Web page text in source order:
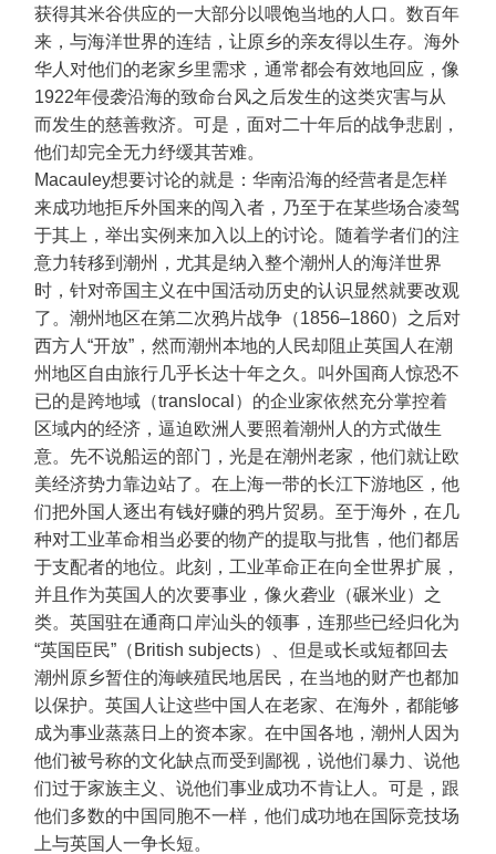
获得其米谷供应的一大部分以喂饱当地的人口。数百年
来，与海洋世界的连结，让原乡的亲友得以生存。海外
华人对他们的老家乡里需求，通常都会有效地回应，像
1922年侵袭沿海的致命台风之后发生的这类灾害与从
而发生的慈善救济。可是，面对二十年后的战争悲剧，
他们却完全无力纾缓其苦难。
Macauley想要讨论的就是：华南沿海的经营者是怎样
来成功地拒斥外国来的闯入者，乃至于在某些场合凌驾
于其上，举出实例来加入以上的讨论。随着学者们的注
意力转移到潮州，尤其是纳入整个潮州人的海洋世界
时，针对帝国主义在中国活动历史的认识显然就要改观
了。潮州地区在第二次鸦片战争（1856–1860）之后对
西方人“开放”，然而潮州本地的人民却阻止英国人在潮
州地区自由旅行几乎长达十年之久。叫外国商人惊恐不
已的是跨地域（translocal）的企业家依然充分掌控着
区域内的经济，逼迫欧洲人要照着潮州人的方式做生
意。先不说船运的部门，光是在潮州老家，他们就让欧
美经济势力靠边站了。在上海一带的长江下游地区，他
们把外国人逐出有钱好赚的鸦片贸易。至于海外，在几
种对工业革命相当必要的物产的提取与批售，他们都居
于支配者的地位。此刻，工业革命正在向全世界扩展，
并且作为英国人的次要事业，像火砻业（碾米业）之
类。英国驻在通商口岸汕头的领事，连那些已经归化为
“英国臣民”（British subjects）、但是或长或短都回去
潮州原乡暂住的海峡殖民地居民，在当地的财产也都加
以保护。英国人让这些中国人在老家、在海外，都能够
成为事业蒸蒸日上的资本家。在中国各地，潮州人因为
他们被号称的文化缺点而受到鄙视，说他们暴力、说他
们过于家族主义、说他们事业成功不肯让人。可是，跟
他们多数的中国同胞不一样，他们成功地在国际竞技场
上与英国人一争长短。